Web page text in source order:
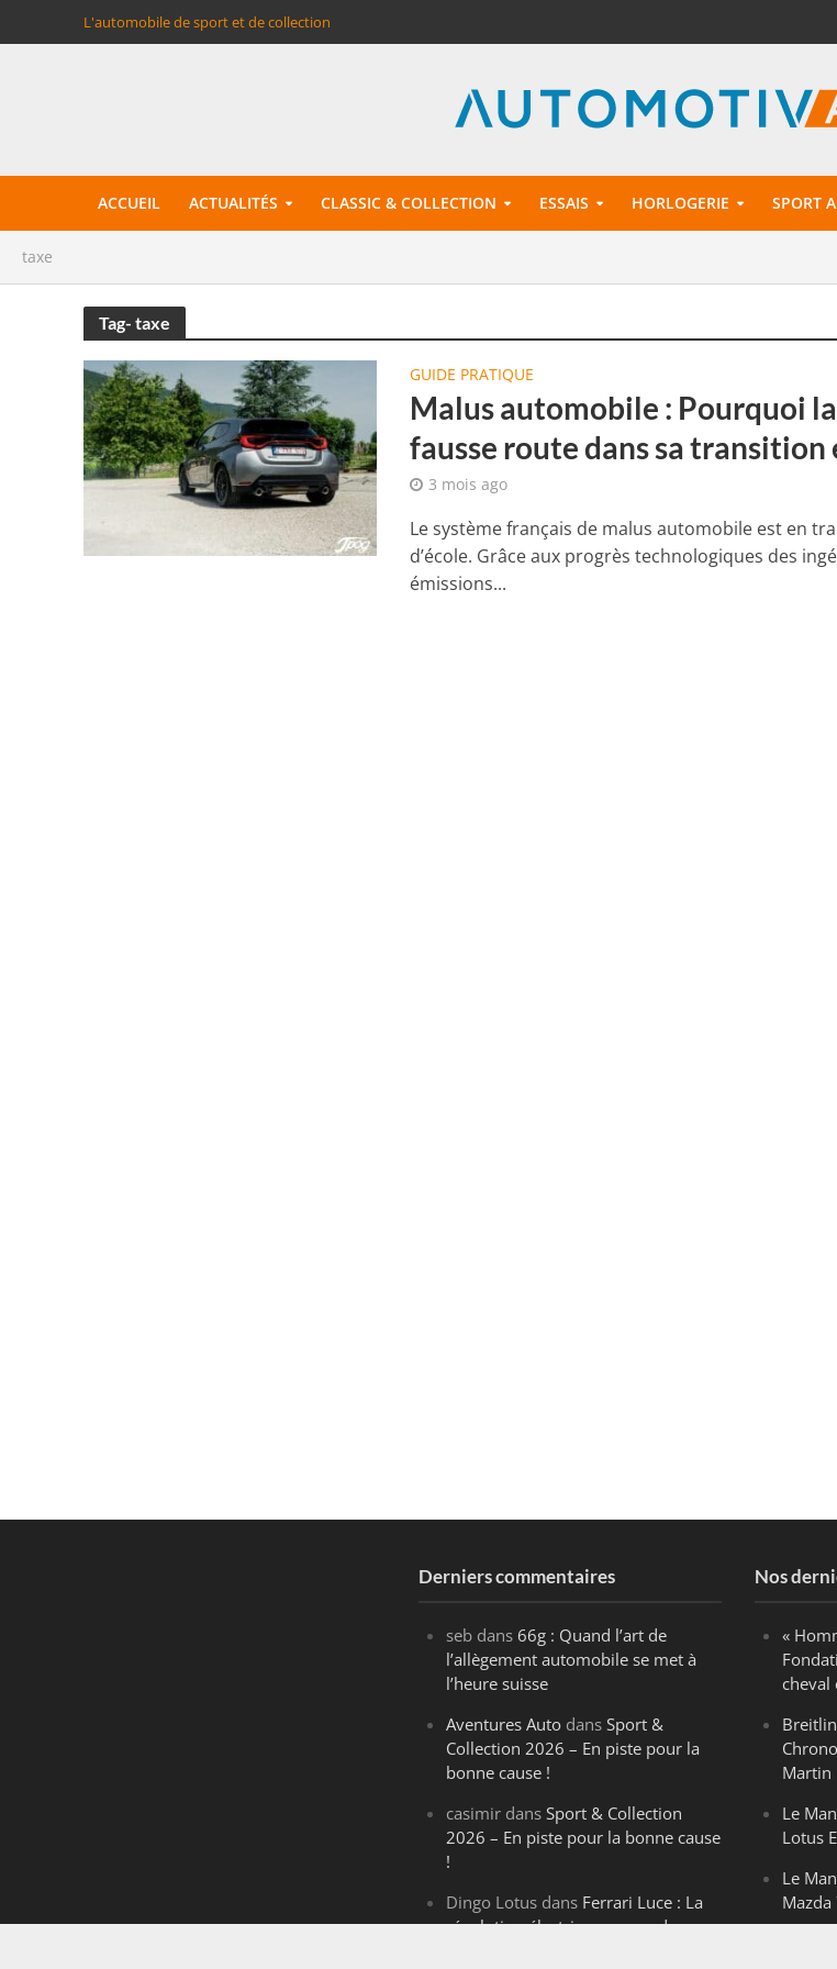
L'automobile de sport et de collection
ACCUEIL ACTUALITÉS CLASSIC & COLLECTION ESSAIS HORLOGERIE SPORT
taxe
Tag- taxe
GUIDE PRATIQUE
Malus automobile : Pourquoi
fausse route dans sa transition
3 mois ago
Le système français de malus automobile est en
d’école. Grâce aux progrès technologiques des
émissions...
Derniers commentaires
seb dans66g : Quand l’art de
l’allègement automobile se met à
l’heure suisse
Aventures Auto dansSport &
Collection 2026 – En piste pour la
bonne cause !
casimir dansSport & Collection
2026 – En piste pour la bonne cause
!
Dingo Lotus dans Ferrari Luce : La
révolution électrique venue de
Nos
«
cheval
Martin
Le
Lotus
Le
Mazda